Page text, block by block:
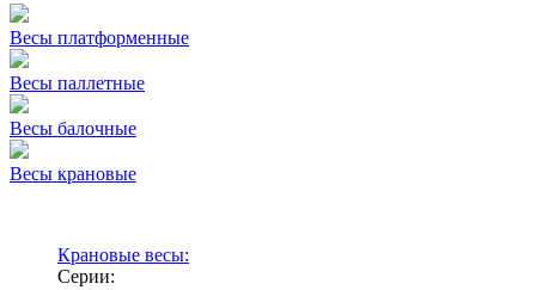
Весы платформенные
Весы паллетные
Весы балочные
Весы крановые
Крановые весы:
Серии: